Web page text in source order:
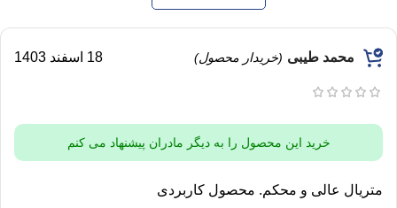
محمد طیبی (خریدار محصول) 18 اسفند 1403
خرید این محصول را به دیگر مادران پیشنهاد می کنم
متریال عالی و محکم. محصول کاربردی